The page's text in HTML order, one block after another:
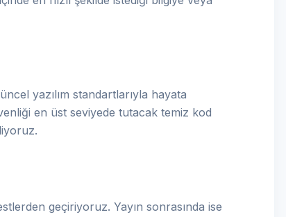
yazılım standartlarıyla hayata
en üst seviyede tutacak temiz kod
geçiriyoruz. Yayın sonrasında ise